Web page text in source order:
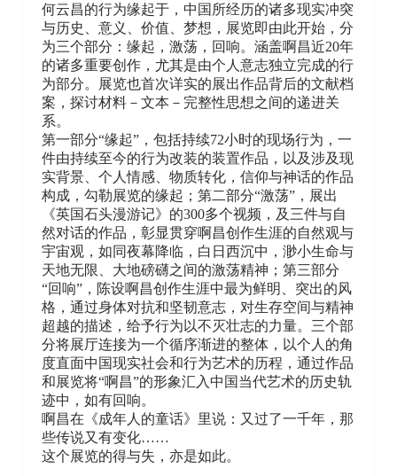
何云昌的行为缘起于，中国所经历的诸多现实冲突
与历史、意义、价值、梦想，展览即由此开始，分
为三个部分：缘起，激荡，回响。涵盖啊昌近20年
的诸多重要创作，尤其是由个人意志独立完成的行
为部分。展览也首次详实的展出作品背后的文献档
案，探讨材料－文本－完整性思想之间的递进关
系。
第一部分“缘起”，包括持续72小时的现场行为，一
件由持续至今的行为改装的装置作品，以及涉及现
实背景、个人情感、物质转化，信仰与神话的作品
构成，勾勒展览的缘起；第二部分“激荡”，展出
《英国石头漫游记》的300多个视频，及三件与自
然对话的作品，彰显贯穿啊昌创作生涯的自然观与
宇宙观，如同夜幕降临，白日西沉中，渺小生命与
天地无限、大地磅礴之间的激荡精神；第三部分
“回响”，陈设啊昌创作生涯中最为鲜明、突出的风
格，通过身体对抗和坚韧意志，对生存空间与精神
超越的描述，给予行为以不灭壮志的力量。三个部
分将展厅连接为一个循序渐进的整体，以个人的角
度直面中国现实社会和行为艺术的历程，通过作品
和展览将“啊昌”的形象汇入中国当代艺术的历史轨
迹中，如有回响。
啊昌在《成年人的童话》里说：又过了一千年，那
些传说又有变化……
这个展览的得与失，亦是如此。